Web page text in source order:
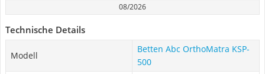
08/2026
Technische Details
Modell
Betten Abc OrthoMatra KSP-
500